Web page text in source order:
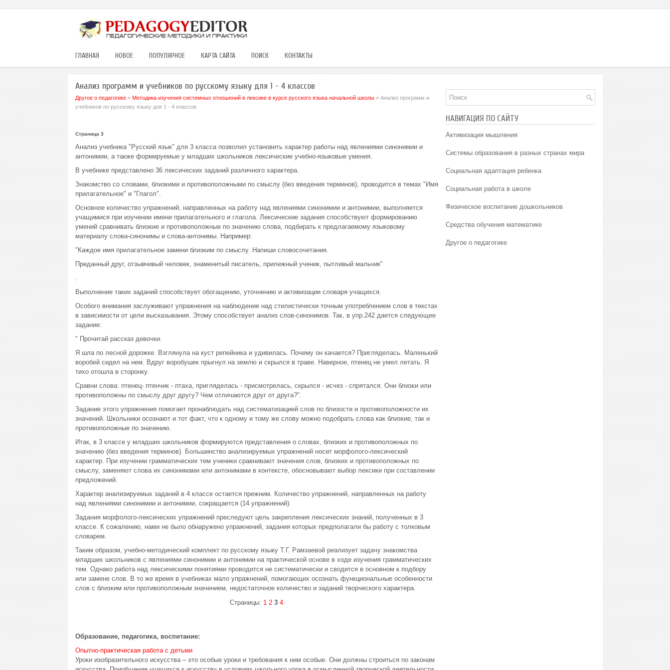
ГЛАВНАЯ НОВОЕ ПОПУЛЯРНОЕ КАРТА САЙТА ПОИСК КОНТАКТЫ
Анализ программ и учебников по русскому языку для 1 - 4 классов
Другое о педагогике» Методика изучения системных отношений в лексике в курсе русского языка начальной школы» Анализ программ и
учебников по русскому языку для 1 - 4 классов
Страница 3
Анализ учебника "Русский язык" для 3 класса позволил установить характер работы над явлениями синонимии и
антонимии, а также формируемые у младших школьников лексические учебно-языковые умения.
В учебнике представлено 36 лексических заданий различного характера.
Знакомство со словами, близкими и противоположными по смыслу (без введения терминов), проводится в темах "Имя
прилагательное" и "Глагол".
Основное количество упражнений, направленных на работу над явлениями синонимии и антонимии, выполняется
учащимися при изучении имени прилагательного и глагола. Лексические задания способствуют формированию
умений сравнивать близкие и противоположные по значению слова, подбирать к предлагаемому языковому
материалу слова-синонимы и слова-антонимы. Например:
"Каждое имя прилагательное замени близким по смыслу. Напиши словосочетания.
Преданный друг, отзывчивый человек, знаменитый писатель, прилежный ученик, пытливый мальчик"
.
Выполнение таких заданий способствует обогащению, уточнению и активизации словаря учащихся.
Особого внимания заслуживают упражнения на наблюдение над стилистически точным употреблением слов в текстах
в зависимости от цели высказывания. Этому способствует анализ слов-синонимов. Так, в упр.242 дается следующее
задание:
" Прочитай рассказ девочки.
Я шла по лесной дорожке. Взглянула на куст репейника и удивилась. Почему он качается? Пригляделась. Маленький
воробей сидел на нем. Вдруг воробушек прыгнул на землю и скрылся в траве. Наверное, птенец не умел летать. Я
тихо отошла в сторонку.
Сравни слова: птенец- птенчик - птаха, пригляделась - присмотрелась, скрылся - исчез - спрятался. Они близки или
противоположны по смыслу друг другу? Чем отличаются друг от друга?".
Задание этого упражнения помогает пронаблюдать над систематизацией слов по близости и противоположности их
значений. Школьники осознают и тот факт, что к одному и тому же слову можно подобрать слова как близкие, так и
противоположные по значению.
Итак, в 3 классе у младших школьников формируются представления о словах, близких и противоположных по
значению (без введения терминов). Большинство анализируемых упражнений носит морфолого-лексический
характер. При изучении грамматических тем ученики сравнивают значения слов, близких и противоположных по
смыслу, заменяют слова их синонимами или антонимами в контексте, обосновывают выбор лексики при составлении
предложений.
Характер анализируемых заданий в 4 классе остается прежним. Количество упражнений, направленных на работу
над явлениями синонимии и антонимии, сокращается (14 упражнений).
Задания морфолого-лексических упражнений преследуют цель закрепления лексических знаний, полученных в 3
классе. К сожалению, нами не было обнаружено упражнений, задания которых предполагали бы работу с толковым
словарем.
Таким образом, учебно-методический комплект по русскому языку Т.Г. Рамзаевой реализует задачу знакомства
младших школьников с явлениями синонимии и антонимии на практической основе в ходе изучения грамматических
тем. Однако работа над лексическими понятиями проводится не систематически и сводится в основном к подбору
или замене слов. В то же время в учебниках мало упражнений, помогающих осознать функциональные особенности
слов с близким или противоположным значением, недостаточное количество и заданий творческого характера.
Страницы: 1 2 3 4
Образование, педагогика, воспитание:
Опытно-практическая работа с детьми
Уроки изобразительного искусства – это особые уроки и требования к ним особые. Они должны строиться по законам
НАВИГАЦИЯ ПО САЙТУ
Активизация мышления
Системы образования в разных странах мира
Социальная адаптация ребенка
Социальная работа в школе
Физическое воспитание дошкольников
Средства обучения математике
Другое о педагогике